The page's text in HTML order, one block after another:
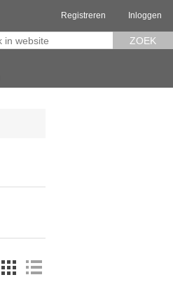
Registreren Inloggen
ZOEK